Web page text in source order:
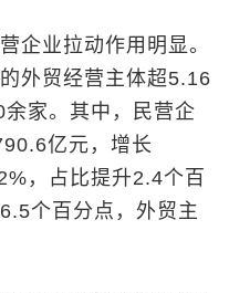
业拉动作用明显。
外贸经营主体超5.16
家。其中，民营企
亿元，增长
，占比提升2.4个百
个百分点，外贸主